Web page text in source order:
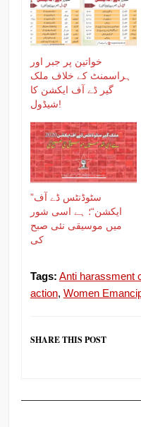
خواتین پر جبر اور
ہراسمنٹ کے خلاف ملک
گیر ڈے آف ایکشن کا
شیڈول!
”سٹوڈنٹس ڈے آف
ایکشن“؛ ہے اسی شور
میں موسیقی نئی صبح
کی
Tags: Anti harassment
action, Women
SHARE THIS POST